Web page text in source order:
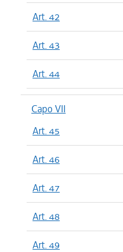
Art. 42
Art. 43
Art. 44
Capo VII
Art. 45
Art. 46
Art. 47
Art. 48
Art. 49